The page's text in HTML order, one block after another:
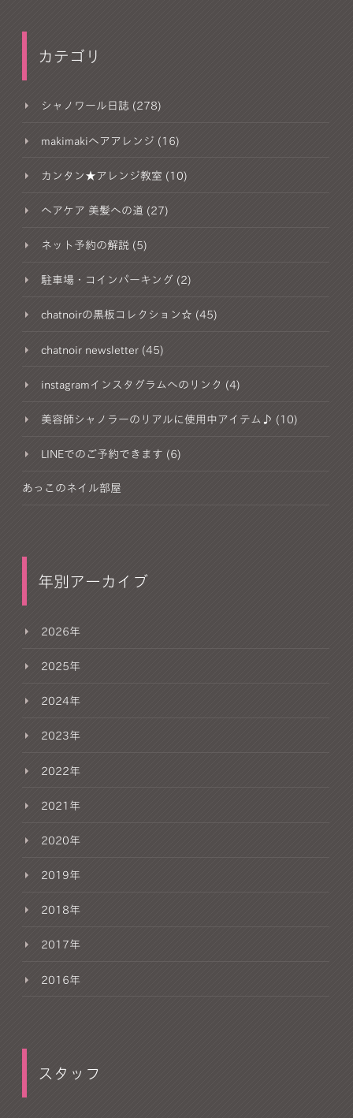
カテゴリ
シャノワール日誌 (278)
makimakiヘアアレンジ (16)
カンタン★アレンジ教室 (10)
ヘアケア 美髪への道 (27)
ネット予約の解説 (5)
駐車場・コインパーキング (2)
chatnoirの黒板コレクション☆ (45)
chatnoir newsletter (45)
instagramインスタグラムへのリンク (4)
美容師シャノラーのリアルに使用中アイテム♪ (10)
LINEでのご予約できます (6)
あっこのネイル部屋
年別アーカイブ
2026年
2025年
2024年
2023年
2022年
2021年
2020年
2019年
2018年
2017年
2016年
スタッフ